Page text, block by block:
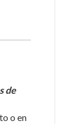
de
o en